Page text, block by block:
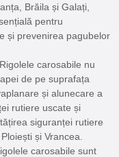
Brăila și Galați,
pentru
și prevenirea pagubelor
carosabile nu
de pe suprafața
și alunecare a
rutiere uscate și
siguranței rutiere
și Vrancea.
carosabile sunt